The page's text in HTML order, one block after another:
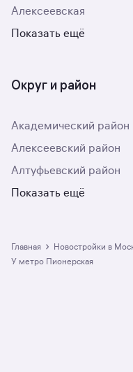
Алексеевская
Показать ещё
Округ и район
Академический район
Алексеевский район
Алтуфьевский район
Показать ещё
Главная › Новостройки в
у метро Пионерская